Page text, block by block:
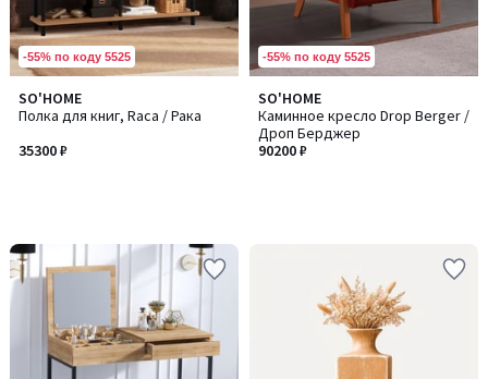
-55% по коду 5525
SO'HOME
Полка для книг, Raca / Рака
35300 ₽
-55% по коду 5525
SO'HOME
Каминное кресло Drop Berger /
Дроп Берджер
90200 ₽